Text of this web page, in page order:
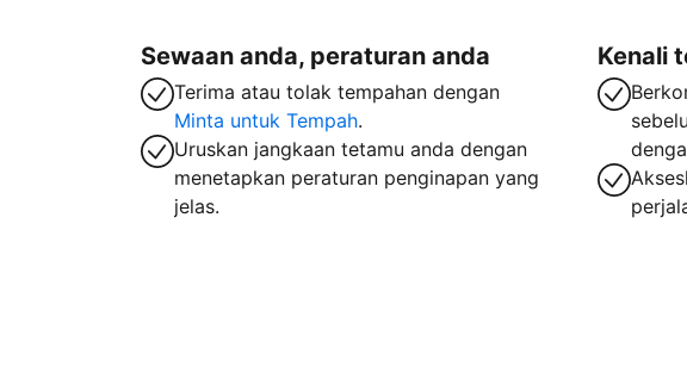
Sewaan anda, peraturan anda
Terima atau tolak tempahan dengan
Minta untuk Tempah.
Uruskan jangkaan tetamu anda dengan
menetapkan peraturan penginapan yang
jelas.
Kenali